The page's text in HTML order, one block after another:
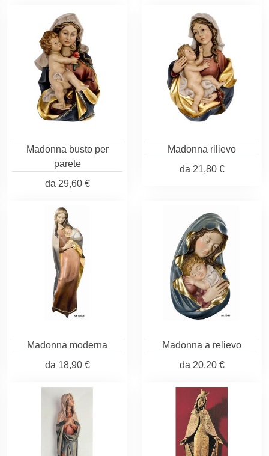
Madonna busto per
parete
da 29,60 €
Madonna rilievo
da 21,80 €
Madonna moderna
da 18,90 €
Madonna a relievo
da 20,20 €